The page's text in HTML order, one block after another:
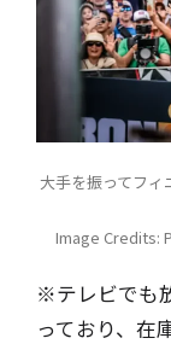
大手を振ってフィ
Image Credits:
※テレビでも
っており、在